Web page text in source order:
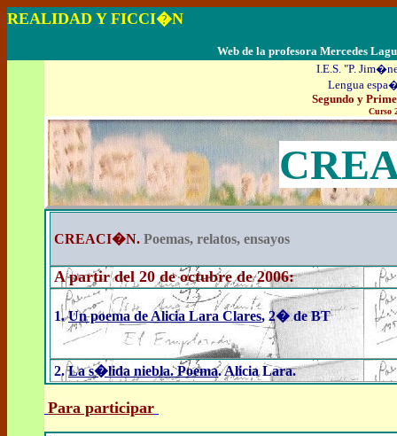
REALIDAD Y FICCI�N
Web de la profesora Mercedes
I.E.S. "P.
Lengua
Segundo y
Curso
CREACI�N. Poemas, relatos, ensayos
A partir del 20 de octubrede 2006:
1.Un poema de Alicia Lara Clares, 2� de BT
2.La s�lida niebla. Poema. Alicia Lara.
Para participar